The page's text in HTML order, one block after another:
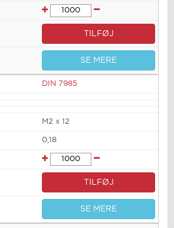
TILFØJ
SE MERE
DIN 7985
M2 x 12
0,18
TILFØJ
SE MERE